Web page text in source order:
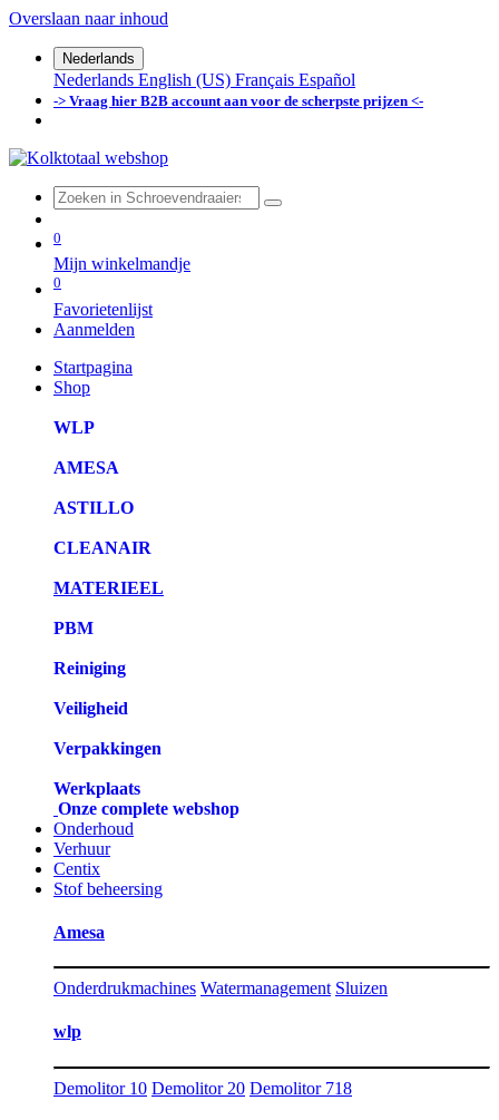
Overslaan naar inhoud
Nederlands
Nederlands English (US) Français Español
-> Vraag hier B2B account aan voor de scherpste prijzen <-
0
Mijn winkelmandje
0
Favorietenlijst
Aanmelden
Startpagina
Shop
WLP
AMESA
ASTILLO
CLEANAIR
MATERIEEL
PBM
Reiniging
Veiligheid
Verpakkingen
Werkplaats
Onze complete webshop
Onderhoud
Verhuur
Centix
Stof beheersing
Amesa
Onderdrukmachines Watermanagement Sluizen
wlp
Demolitor 10 Demolitor 20 Demolitor 718